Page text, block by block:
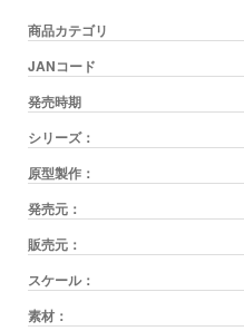
商品カテゴリ
JANコード
発売時期
シリーズ：
原型製作：
発売元：
販売元：
スケール：
素材：